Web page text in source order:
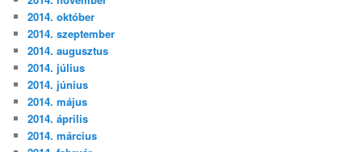
2014. október
2014. szeptember
2014. augusztus
2014. július
2014. június
2014. május
2014. április
2014. március